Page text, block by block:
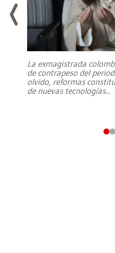
La exmagistrada
de contrapeso del
olvido, reformas
de nuevas tecnologías...